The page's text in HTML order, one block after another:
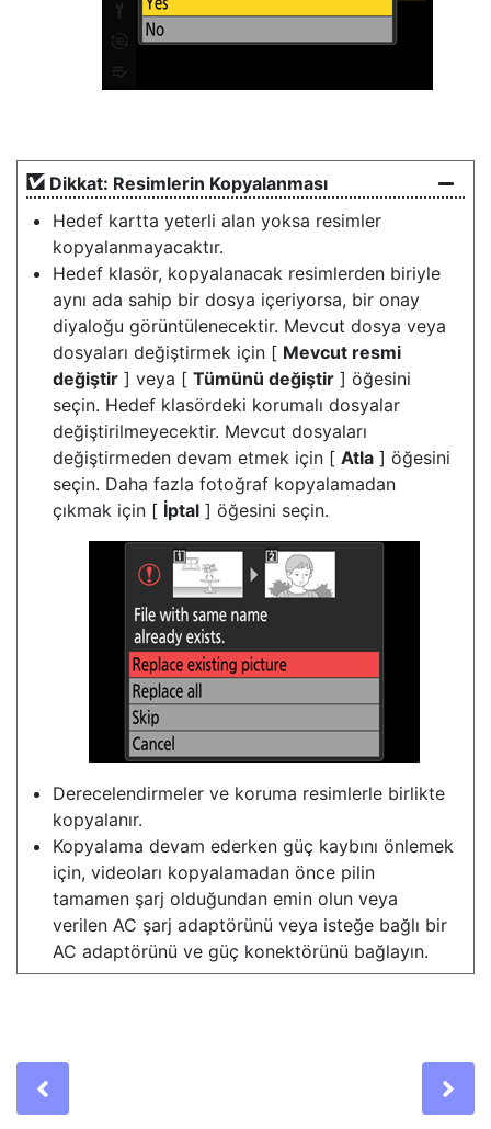
Dikkat: Resimlerin Kopyalanması
Hedef kartta yeterli alan yoksa resimler
kopyalanmayacaktır.
Hedef klasör, kopyalanacak resimlerden biriyle
aynı ada sahip bir dosya içeriyorsa, bir onay
diyaloğu görüntülenecektir. Mevcut dosya veya
dosyaları değiştirmek için [ Mevcut resmi
değiştir ] veya [ Tümünü değiştir ] öğesini
seçin. Hedef klasördeki korumalı dosyalar
değiştirilmeyecektir. Mevcut dosyaları
değiştirmeden devam etmek için [ Atla ] öğesini
seçin. Daha fazla fotoğraf kopyalamadan
çıkmak için [ İptal ] öğesini seçin.
Derecelendirmeler ve koruma resimlerle birlikte
kopyalanır.
Kopyalama devam ederken güç kaybını önlemek
için, videoları kopyalamadan önce pilin
tamamen şarj olduğundan emin olun veya
verilen AC şarj adaptörünü veya isteğe bağlı bir
AC adaptörünü ve güç konektörünü bağlayın.